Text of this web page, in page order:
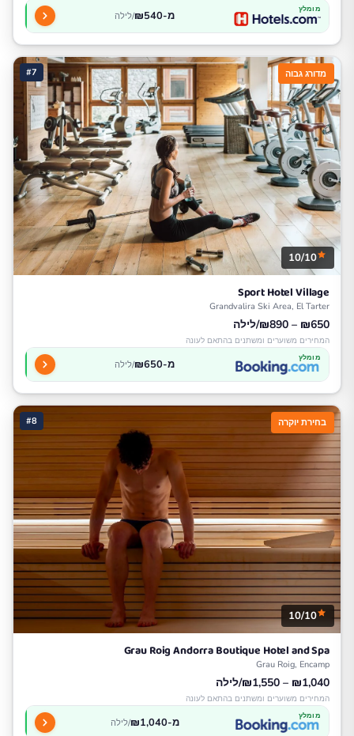
מומלץ מ-₪540 /לילה
#7 מדורג גבוה
10/10
Sport Hotel Village
Grandvalira Ski Area, El Tarter
₪650 – ₪890/לילה
המחירים משוערים ומשתנים בהתאם לעונה
מומלץ מ-₪650 /לילה
#8 בחירת יוקרה
10/10
Grau Roig Andorra Boutique Hotel and Spa
Grau Roig, Encamp
₪1,040 – ₪1,550/לילה
המחירים משוערים ומשתנים בהתאם לעונה
מומלץ מ-₪1,040 /לילה